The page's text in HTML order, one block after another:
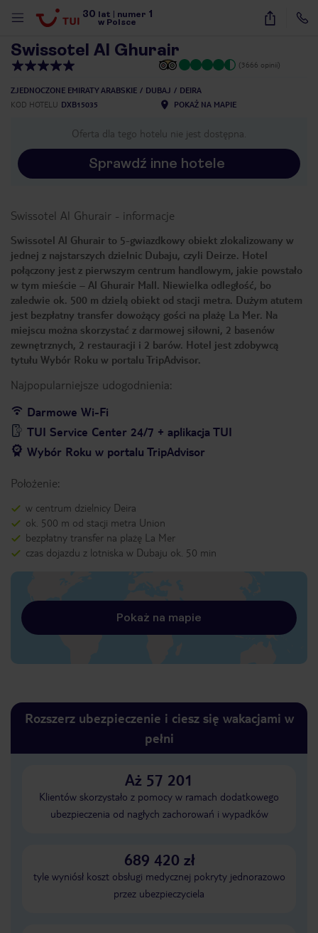
30 lat numer 1
w Polsce
34
Swissotel Al Ghurair
(3666 opinii)
ZJEDNOCZONE EMIRATY ARABSKIE DUBAJ
DEIRA
KOD HOTELU DXB15035 POKAŻ NA MAPIE
Oferta dla tego hotelu nie jest dostępna.
Sprawdź inne hotele
Swissotel Al Ghurair - informacje
Swissotel Al Ghurair to 5-gwiazdkowy obiekt zlokalizowany w
jednej z najstarszych dzielnic Dubaju, czyli Deirze. Hotel
połączony jest z pierwszym centrum handlowym, jakie powstało
w tym mieście – Al Ghurair Mall. Niewielka odległość, bo
zaledwie ok. 500 m dzielą obiekt od stacji metra. Dużym atutem
jest bezpłatny transfer dowożący gości na plażę La Mer. Na
miejscu można skorzystać z darmowej siłowni, 2 basenów
zewnętrznych, 2 restauracji i 2 barów. Hotel jest zdobywcą
tytułu Wybór Roku w portalu TripAdvisor.
Najpopularniejsze udogodnienia:
Darmowe Wi-Fi
TUI Service Center 24/7 + aplikacja TUI
Wybór Roku w portalu TripAdvisor
Położenie:
w centrum dzielnicy Deira
ok. 500 m od stacji metra Union
bezpłatny transfer na plażę La Mer
czas dojazdu z lotniska w Dubaju ok. 50 min
Pokaż na mapie
Rozszerz ubezpieczenie i ciesz się wakacjami w
pełni
Aż 57 201
Klientów skorzystało z pomocy w ramach dodatkowego
ubezpieczenia od nagłych zachorowań i wypadków
689 420 zł
tyle wyniósł koszt obsługi medycznej pokryty jednorazowo
przez ubezpieczyciela